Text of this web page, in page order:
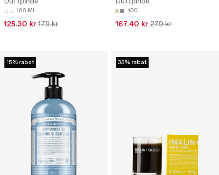
100 ML
125.30 kr 179 kr
100
167.40 kr 279 kr
15% rabat 35% rabat